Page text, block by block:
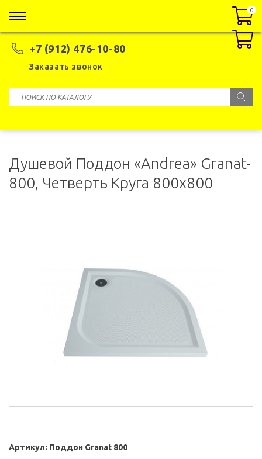
+7 (912) 476-10-80
Заказать звонок
0
0
Душевой Поддон «Andrea» Granat-
800, Четверть Круга 800x800
Артикул: Поддон Granat 800